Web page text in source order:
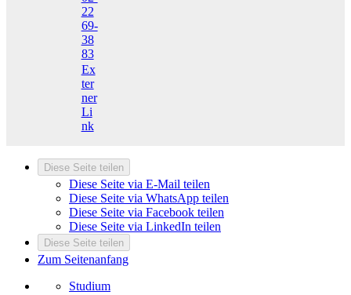
22
69-
38
83
Ex
ter
ner
Li
nk
Diese Seite teilen
Diese Seite via E-Mail teilen
Diese Seite via WhatsApp teilen
Diese Seite via Facebook teilen
Diese Seite via LinkedIn teilen
Diese Seite teilen
Zum Seitenanfang
Studium